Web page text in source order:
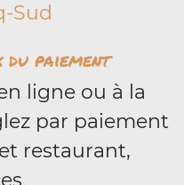
Sud
du paiement
ligne ou à la
par paiement
restaurant,